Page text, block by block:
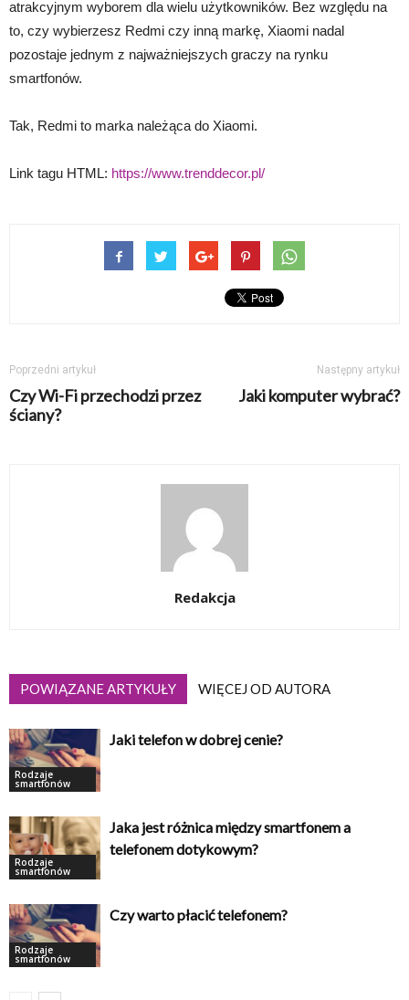
atrakcyjnym wyborem dla wielu użytkowników. Bez względu na
to, czy wybierzesz Redmi czy inną markę, Xiaomi nadal
pozostaje jednym z najważniejszych graczy na rynku
smartfonów.
Tak, Redmi to marka należąca do Xiaomi.
Link tagu HTML: https://www.trenddecor.pl/
Poprzedni artykuł
Czy Wi-Fi przechodzi przez
ściany?
Następny artykuł
Jaki komputer wybrać?
Redakcja
POWIĄZANE ARTYKUŁY WIĘCEJ OD AUTORA
Rodzaje
smartfonów
Jaki telefon w dobrej cenie?
Rodzaje
smartfonów
Jaka jest różnica między smartfonem a
telefonem dotykowym?
Rodzaje
smartfonów
Czy warto płacić telefonem?